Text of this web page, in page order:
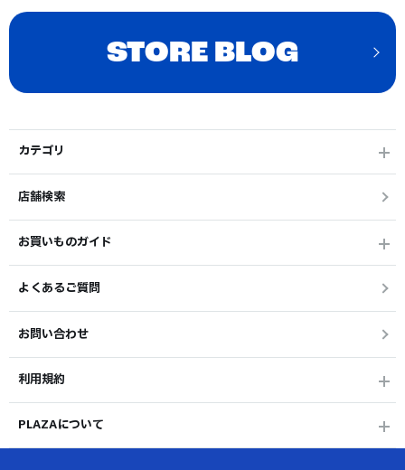
STORE BLOG
カテゴリ
店舗検索
お買いものガイド
よくあるご質問
お問い合わせ
利用規約
PLAZAについて